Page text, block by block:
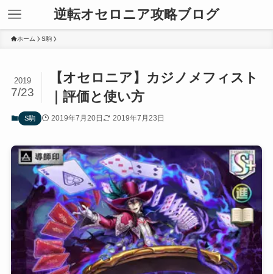
逆転オセロニア攻略ブログ
ホーム S駒
【オセロニア】カジノメフィスト
｜評価と使い方
2019
7/23
S駒 2019年7月20日 2019年7月23日